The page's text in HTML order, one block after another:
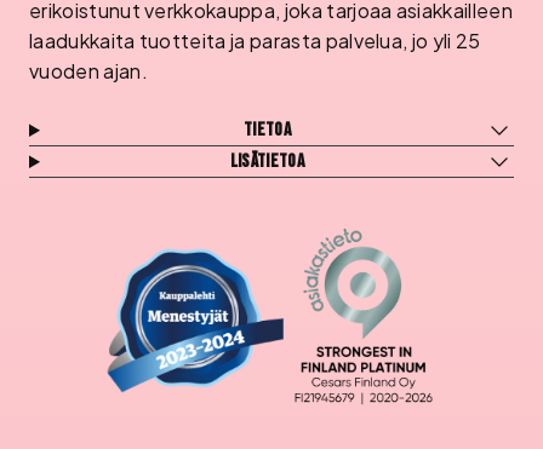
erikoistunut verkkokauppa, joka tarjoaa asiakkailleen
laadukkaita tuotteita ja parasta palvelua, jo yli 25
vuoden ajan.
Tietoa
Lisätietoa